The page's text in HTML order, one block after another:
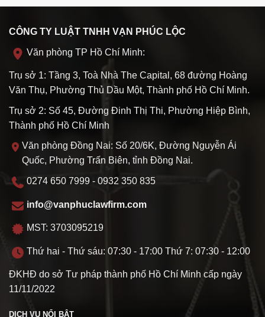
CÔNG TY LUẬT TNHH VẠN PHÚC LỘC
Văn phòng TP Hồ Chí Minh:
Trụ sở 1: Tầng 3, Toà Nhà The Capital, 68 đường Hoàng
Văn Thụ, Phường Thủ Dầu Một, Thành phố Hồ Chí Minh.
Trụ sở 2: Số 45, Đường Đinh Thị Thi, Phường Hiệp Bình,
Thành phố Hồ Chí Minh
Văn phòng Đồng Nai: Số 20/6K, Đường Nguyễn Ái
Quốc, Phường Trấn Biên, tỉnh Đồng Nai.
0274 650 7999 - 0932 350 835
info@vanphuclawfirm.com
MST: 3703095219
Thứ hai - Thứ sáu: 07:30 - 17:00 Thứ 7: 07:30 - 12:00
ĐKHĐ do sở Tư pháp thành phố Hồ Chí Minh cấp ngày
11/11/2022
DỊCH VỤ NỔI BẬT